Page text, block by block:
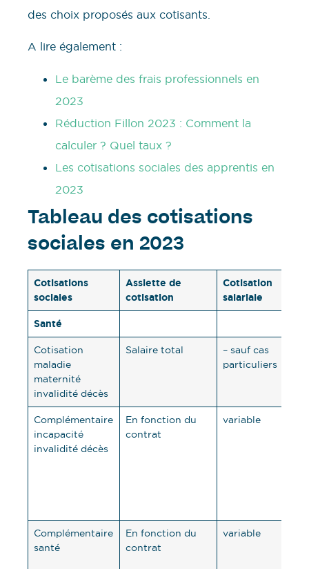
des choix proposés aux cotisants.
A lire également :
Le barème des frais professionnels en
2023
Réduction Fillon 2023 : Comment la
calculer ? Quel taux ?
Les cotisations sociales des apprentis en
2023
Tableau des cotisations
sociales en 2023
Cotisations
sociales
Assiette de
cotisation
Cotisation
salariale
Santé
Cotisation
maladie
maternité
invalidité décès
Salaire total
– sauf cas
particuliers
Complémentaire
incapacité
invalidité décès
En fonction du
contrat
variable
Complémentaire
santé
En fonction du
contrat
variable